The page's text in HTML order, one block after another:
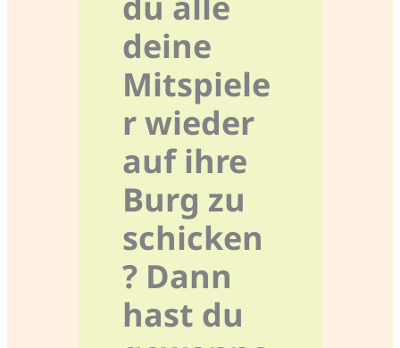
deine
Mitspiele
r wieder
auf ihre
Burg zu
schicken
? Dann
hast du